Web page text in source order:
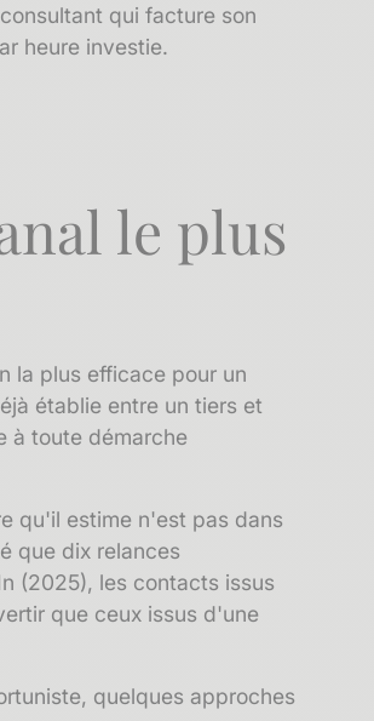
qui facture son
heure investie.
le plus
la plus efficace pour un
établie entre un tiers et
à toute démarche
qu'il estime n'est pas dans
que dix relances
(2025), les contacts issus
que ceux issus d'une
quelques approches